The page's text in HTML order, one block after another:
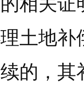
土地
的，